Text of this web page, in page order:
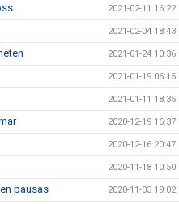
2021-02-11 16:22
2021-02-04 18:43
2021-01-24 10:36
2021-01-19 06:15
2021-01-11 18:35
2020-12-19 16:37
2020-12-16 20:47
2020-11-18 10:50
pausas 2020-11-03 19:02